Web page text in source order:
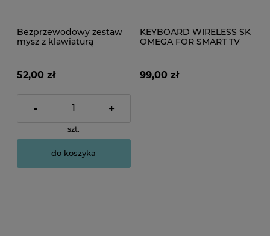
Bezprzewodowy zestaw
mysz z klawiaturą
52,00 zł
- +
szt.
do koszyka
KEYBOARD WIRELESS SK
OMEGA FOR SMART TV
99,00 zł